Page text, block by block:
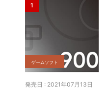
ゲームソフト
発売日 : 2021年07月13日